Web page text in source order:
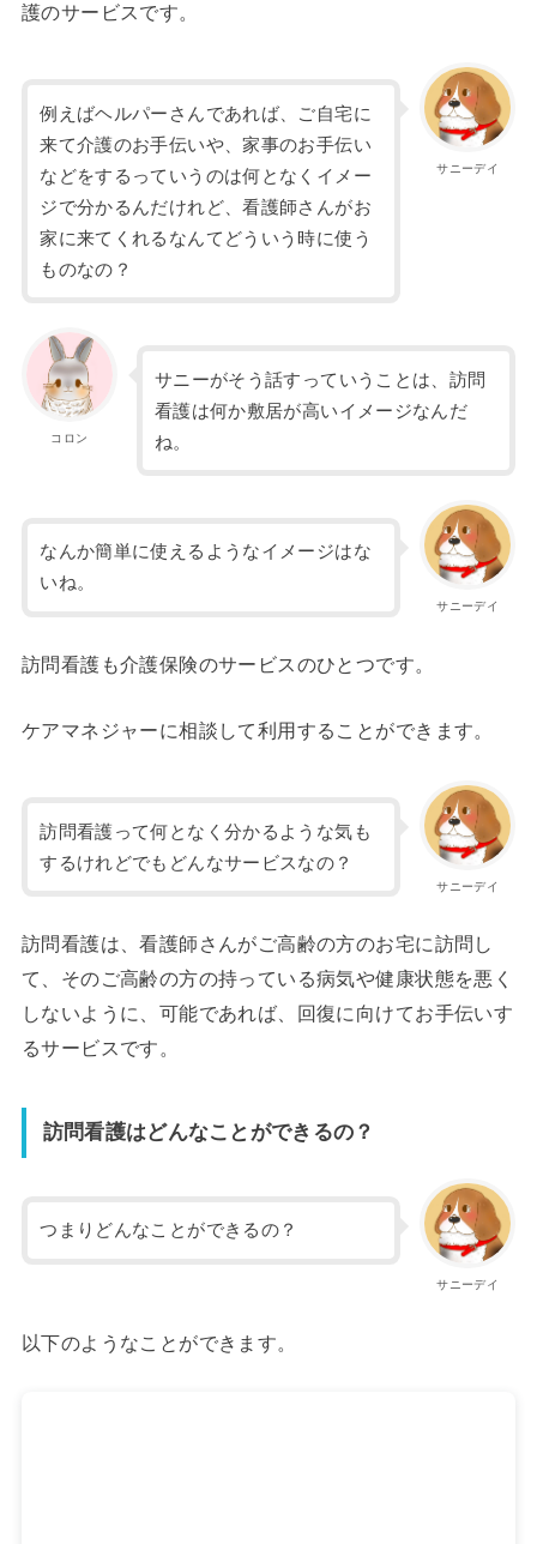
護のサービスです。
サニーデイ
例えばヘルパーさんであれば、ご自宅に
来て介護のお手伝いや、家事のお手伝い
などをするっていうのは何となくイメー
ジで分かるんだけれど、看護師さんがお
家に来てくれるなんてどういう時に使う
ものなの？
コロン
サニーがそう話すっていうことは、訪問
看護は何か敷居が高いイメージなんだ
ね。
サニーデイ
なんか簡単に使えるようなイメージはな
いね。
訪問看護も介護保険のサービスのひとつです。
ケアマネジャーに相談して利用することができます。
サニーデイ
訪問看護って何となく分かるような気も
するけれどでもどんなサービスなの？
訪問看護は、看護師さんがご高齢の方のお宅に訪問し
て、そのご高齢の方の持っている病気や健康状態を悪く
しないように、可能であれば、回復に向けてお手伝いす
るサービスです。
訪問看護はどんなことができるの？
サニーデイ
つまりどんなことができるの？
以下のようなことができます。